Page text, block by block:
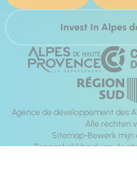
Invest In Alpes
Agence de développement des
Alle rechten
Sitemap Bewerk mijn
Toegankelijkheid van de